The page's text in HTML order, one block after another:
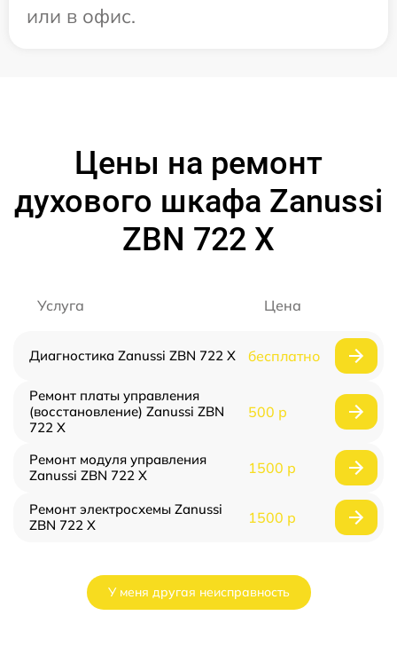
или в офис.
Цены на ремонт
духового шкафа Zanussi
ZBN 722 X
Услуга Цена
Диагностика Zanussi ZBN 722 X бесплатно
Ремонт платы управления
(восстановление) Zanussi ZBN
722 X
500 р
Ремонт модуля управления
Zanussi ZBN 722 X
1500 р
Ремонт электросхемы Zanussi
ZBN 722 X
1500 р
У меня другая неисправность